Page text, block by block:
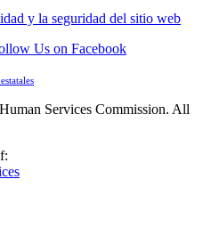
y la seguridad del sitio web
Us on Facebook
Services Commission. All